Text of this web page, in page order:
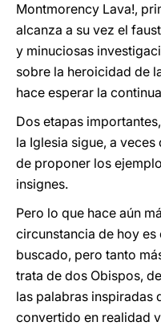
Montmorency Lava!,
alcanza a su vez el
y minuciosas
sobre la heroicidad de
hace esperar la
Dos etapas
la Iglesia sigue, a
de proponer los
insignes.
Pero lo que hace aún
circunstancia de hoy
buscado, pero tanto
trata de dos Obispos,
las palabras inspiradas
convertido en realidad